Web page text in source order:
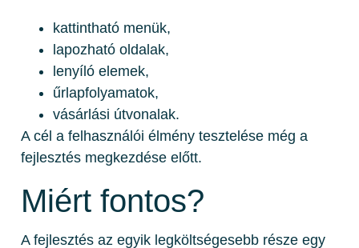
kattintható menük,
lapozható oldalak,
lenyíló elemek,
űrlapfolyamatok,
vásárlási útvonalak.
A cél a felhasználói élmény tesztelése még a
fejlesztés megkezdése előtt.
Miért fontos?
A fejlesztés az egyik legköltségesebb része egy